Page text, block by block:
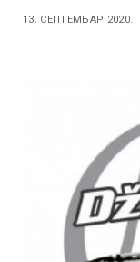
13. СЕПТЕМБАР 2020.